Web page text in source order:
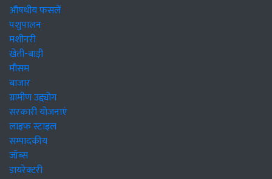
औषधीय फसलें
पशुपालन
मशीनरी
खेती-बाड़ी
मौसम
बाजार
ग्रामीण उद्द्योग
सरकारी योजनाएं
लाइफ स्टाइल
सम्पादकीय
जॉब्स
डायरेक्टरी